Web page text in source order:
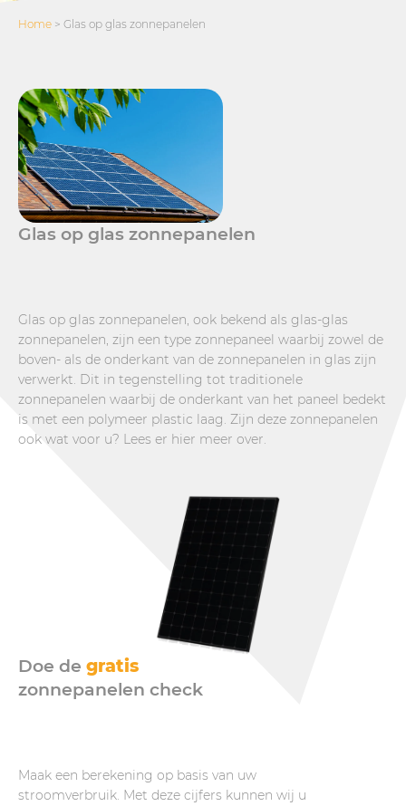
Home > Glas op glas zonnepanelen
Glas op glas zonnepanelen
Glas op glas zonnepanelen, ook bekend als glas-glas
zonnepanelen, zijn een type zonnepaneel waarbij zowel de
boven- als de onderkant van de zonnepanelen in glas zijn
verwerkt. Dit in tegenstelling tot traditionele
zonnepanelen waarbij de onderkant van het paneel bedekt
is met een polymeer plastic laag. Zijn deze zonnepanelen
ook wat voor u? Lees er hier meer over.
Doe de gratis
zonnepanelen check
Maak een berekening op basis van uw
stroomverbruik. Met deze cijfers kunnen wij u